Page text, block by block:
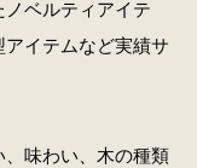
ベルティアイテ
イテムなど実績サ
味わい、木の種類